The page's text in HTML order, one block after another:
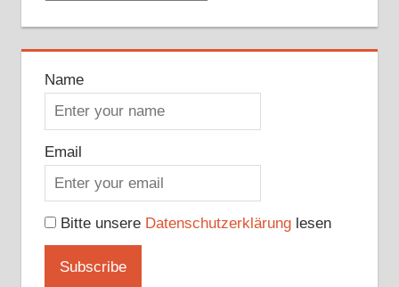
Name
Email
Bitte unsere Datenschutzerklärunglesen